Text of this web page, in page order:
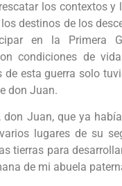
los contextos
destinos de los
en la Primera
condiciones de
esta guerra solo
don Juan.
Juan, que ya
lugares de su
tierras para
de mi abuela